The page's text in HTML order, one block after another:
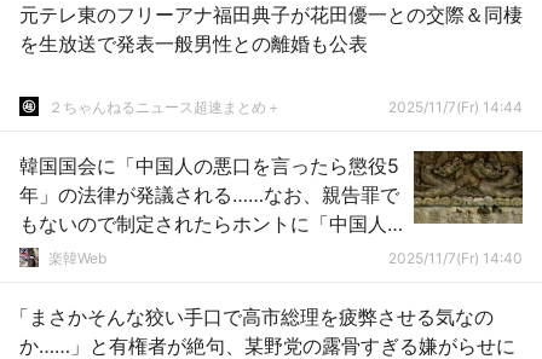
元テレ東のフリーアナ福田典子が花田優一との交際＆同棲
を生放送で発表一般男性との離婚も公表
２ちゃんねるニュース超速まとめ＋ 2025/11/7(Fr) 14:44
韓国国会に「中国人の悪口を言ったら懲役5
年」の法律が発議される……なお、親告罪で
もないので制定されたらホントに「中国人
の悪口」だけで懲役刑です
楽韓Web 2025/11/7(Fr) 14:40
「まさかそんな狡い手口で高市総理を疲弊させる気なの
か……」と有権者が絶句、某野党の露骨すぎる嫌がらせに